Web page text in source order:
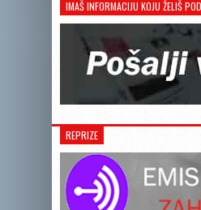
IMAŠ INFORMACIJU KOJU ŽELIŠ
REPRIZE